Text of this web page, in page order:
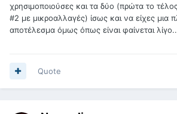
χρησιμοποιούσες και τα δύο (πρώτα το
#2 με μικροαλλαγές) ίσως και να είχες μια
αποτέλεσμα όμως όπως είναι φαίνεται
Quote